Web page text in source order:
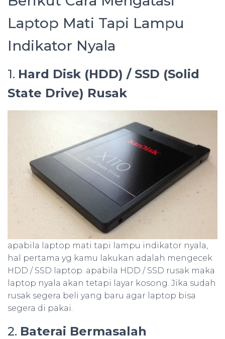
Laptop Mati Tapi Lampu
Indikator Nyala
1. Hard Disk (HDD) / SSD (Solid
State Drive) Rusak
apabila laptop mati tapi lampu indikator nyala,
hal pertama yg kamu lakukan adalah mengecek
HDD / SSD laptop. apabila HDD / SSD rusak maka
laptop nyala akan tetapi layar kosong. Jika sudah
rusak segera beli yang baru agar laptop bisa
segera di pakai.
2. Baterai Bermasalah